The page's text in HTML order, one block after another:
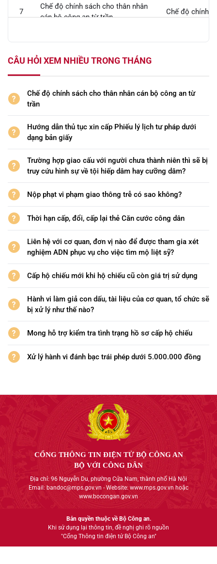
7
Chế độ chính sách cho thân nhân
cán bộ công an từ trần
Chế độ chính
Các hình thức cung cấp thông tin
về thân nhân liệt sĩ để được tham
gia giám định ADN?
9
Liên hệ với cơ quan, đơn vị nào để
phục vụ cho việc tìm mộ liệt sỹ?
Mong kiểm tra giúp 02 hồ sơ gia
hạn hộ chiếu
CÂU HỎI XEM NHIỀU TRONG THÁNG
Chế độ chính sách cho thân nhân cán bộ công an từ
trần
Hướng dẫn thủ tục xin cấp Phiếu lý lịch tư pháp dưới
dạng bản giấy
Trường hợp giao cấu với người chưa thành niên thì sẽ bị
truy cứu hình sự về tội hiếp dâm hay cưỡng dâm?
Nộp phạt vi phạm giao thông trễ có sao không?
Thời hạn cấp, đổi, cấp lại thẻ Căn cước công dân
Liên hệ với cơ quan, đơn vị nào để được tham gia xét
nghiệm ADN phục vụ cho việc tìm mộ liệt sỹ?
Cấp hộ chiếu mới khi hộ chiếu cũ còn giá trị sử dụng
Hành vi làm giả con dấu, tài liệu của cơ quan, tổ chức sẽ
bị xử lý như thế nào?
Mong hỗ trợ kiểm tra tình trạng hồ sơ cấp hộ chiếu
Xử lý hành vi đánh bạc trái phép dưới 5.000.000 đồng
CỔNG THÔNG TIN ĐIỆN TỬ BỘ CÔNG AN
BỘ VỚI CÔNG DÂN
Địa chỉ: 96 Nguyễn Du, phường Cửa Nam, thành phố Hà Nội
Email: bandoc@mps.gov.vn - Website: www.mps.gov.vn hoặc
www.bocongan.gov.vn
Bản quyền thuộc về Bộ Công an.
Khi sử dụng lại thông tin, đề nghị ghi rõ nguồn
"Cổng Thông tin điện tử Bộ Công an"